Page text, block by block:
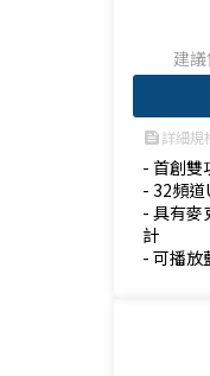
建
feed詳細規
- 首創雙
- 32頻
- 具有麥
計
- 可播放